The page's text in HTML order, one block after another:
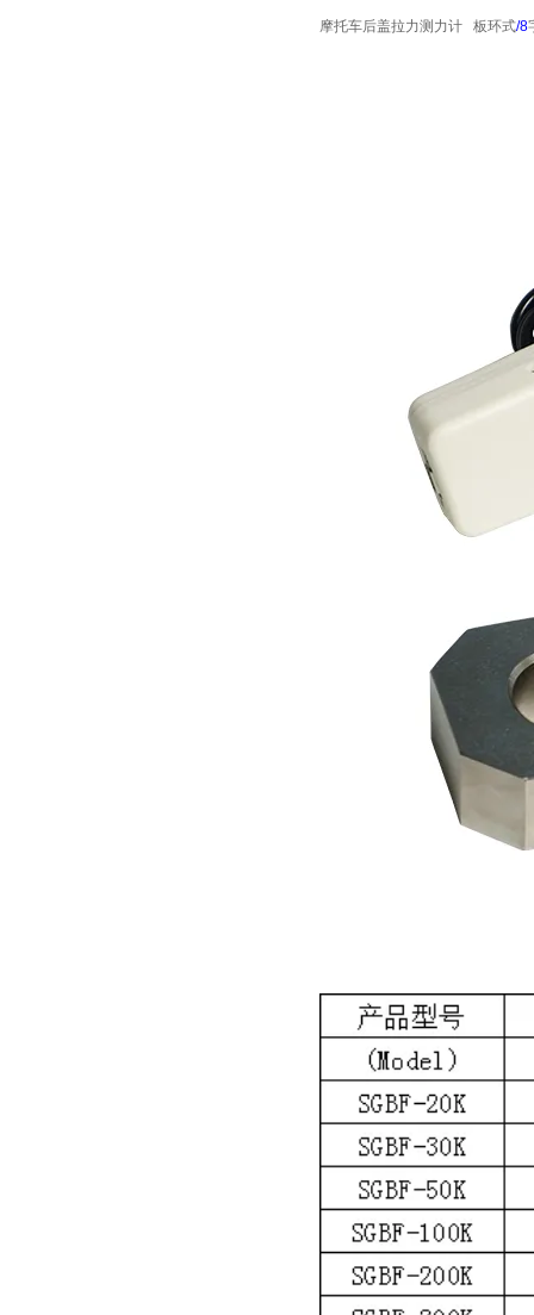
摩托车后盖拉力测力计 板环式/8